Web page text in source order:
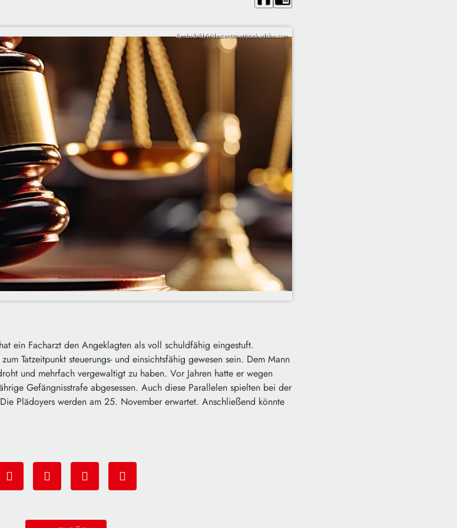
Symbolbild/iridescentstreet/stock.adobe.com
ein Facharzt den Angeklagten als voll schuldfähig eingestuft.
Tatzeitpunkt steuerungs- und einsichtsfähig gewesen sein. Dem Mann
und mehrfach vergewaltigt zu haben. Vor Jahren hatte er wegen
Gefängnisstrafe abgesessen. Auch diese Parallelen spielten bei der
Plädoyers werden am 25. November erwartet. Anschließend könnte